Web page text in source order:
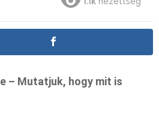
– Mutatjuk, hogy mit is